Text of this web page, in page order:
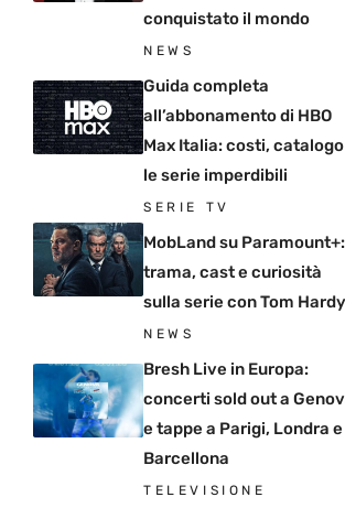
conquistato il mondo
NEWS
Guida completa
all’abbonamento di HBO
Max Italia: costi, catalogo
le serie imperdibili
SERIE TV
MobLand su Paramount+:
trama, cast e curiosità
sulla serie con Tom Hardy
NEWS
Bresh Live in Europa:
concerti sold out a
e tappe a Parigi, Londra e
Barcellona
TELEVISIONE